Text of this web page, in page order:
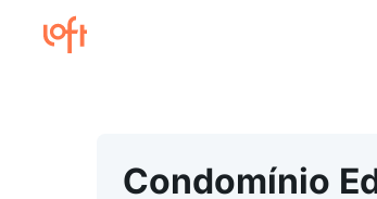
Condomínio